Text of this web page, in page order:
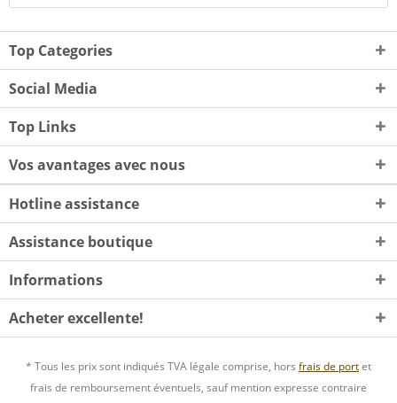
Top Categories
Social Media
Top Links
Vos avantages avec nous
Hotline assistance
Assistance boutique
Informations
Acheter excellente!
* Tous les prix sont indiqués TVA légale comprise, hors frais de portet
frais de remboursement éventuels, sauf mention expresse contraire